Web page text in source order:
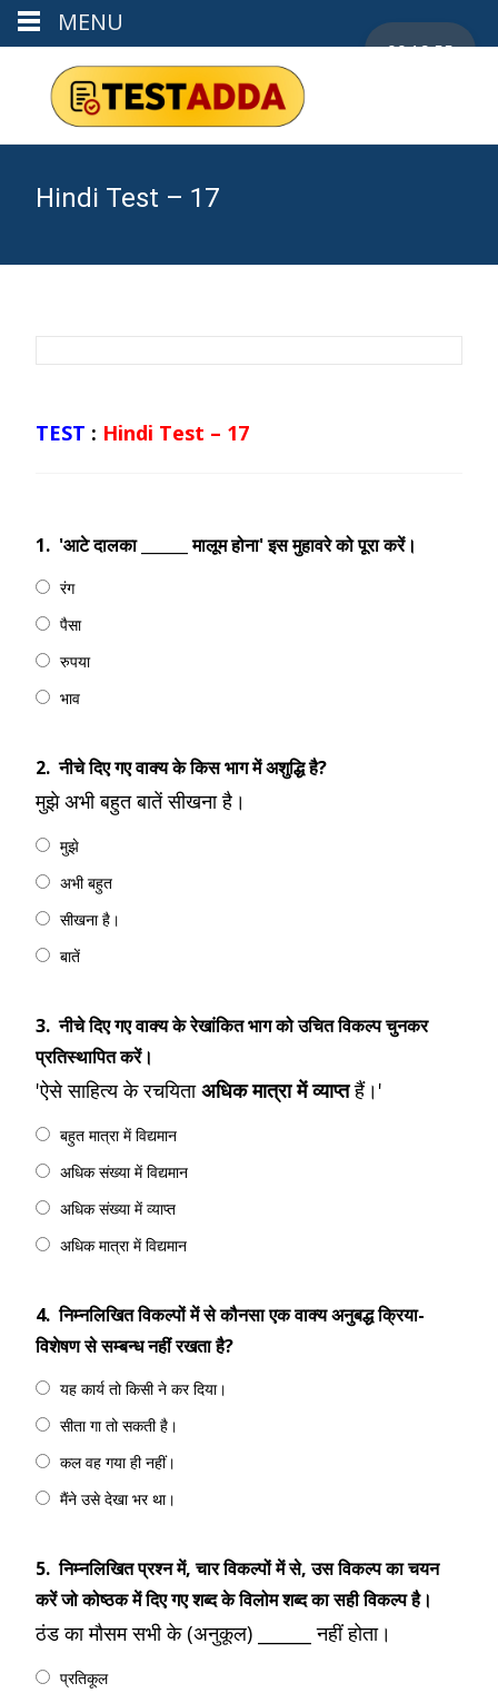
Hindi Test – 17
00:19:55
TEST : Hindi Test – 17
1. 'आटे दालका ______ मालूम होना' इस मुहावरे को पूरा करें।
रंग
पैसा
रुपया
भाव
2. नीचे दिए गए वाक्य के किस भाग में अशुद्धि है?
मुझे अभी बहुत बातें सीखना है।
मुझे
अभी बहुत
सीखना है।
बातें
3. नीचे दिए गए वाक्य के रेखांकित भाग को उचित विकल्प चुनकर
प्रतिस्थापित करें।
'ऐसे साहित्य के रचयिताअधिक मात्रा में व्याप्तहैं।'
बहुत मात्रा में विद्यमान
अधिक संख्या में विद्यमान
अधिक संख्या में व्याप्त
अधिक मात्रा में विद्यमान
4. निम्नलिखित विकल्पों में से कौनसा एक वाक्य अनुबद्ध क्रिया-
विशेषण से सम्बन्ध नहीं रखता है?
यह कार्य तो किसी ने कर दिया।
सीता गा तो सकती है।
कल वह गया ही नहीं।
मैंने उसे देखा भर था।
5. निम्नलिखित प्रश्न में, चार विकल्पों में से, उस विकल्‍प का चयन
करें जो कोष्ठक में दिए गए शब्द के विलोम शब्द का सही विकल्प है।
ठंड का मौसम सभी के (अनुकूल) ______ नहीं होता।
प्रतिकूल
MENU